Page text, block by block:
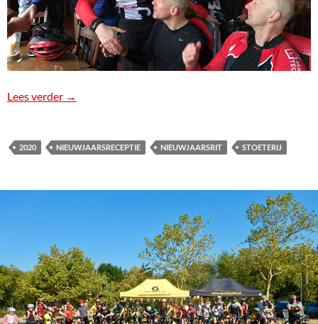
Lees verder Nieuwjaarsrit 2020
→
2020 NIEUWJAARSRECEPTIE NIEUWJAARSRIT STOETERIJ